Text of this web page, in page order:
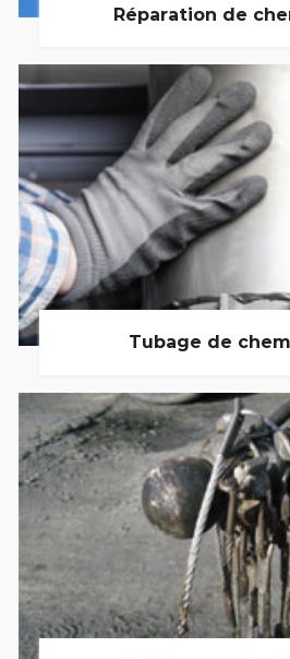
Réparation de
Tubage de